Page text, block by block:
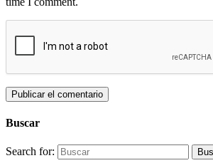
Buscar
Search for: